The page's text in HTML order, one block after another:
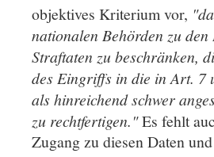
objektives Kriterium vor,
nationalen Behörden zu
Straftaten zu beschränken,
des Eingriffs in die in Art. 7
als hinreichend schwer
zu rechtfertigen."Es fehlt
Zugang zu diesen Daten